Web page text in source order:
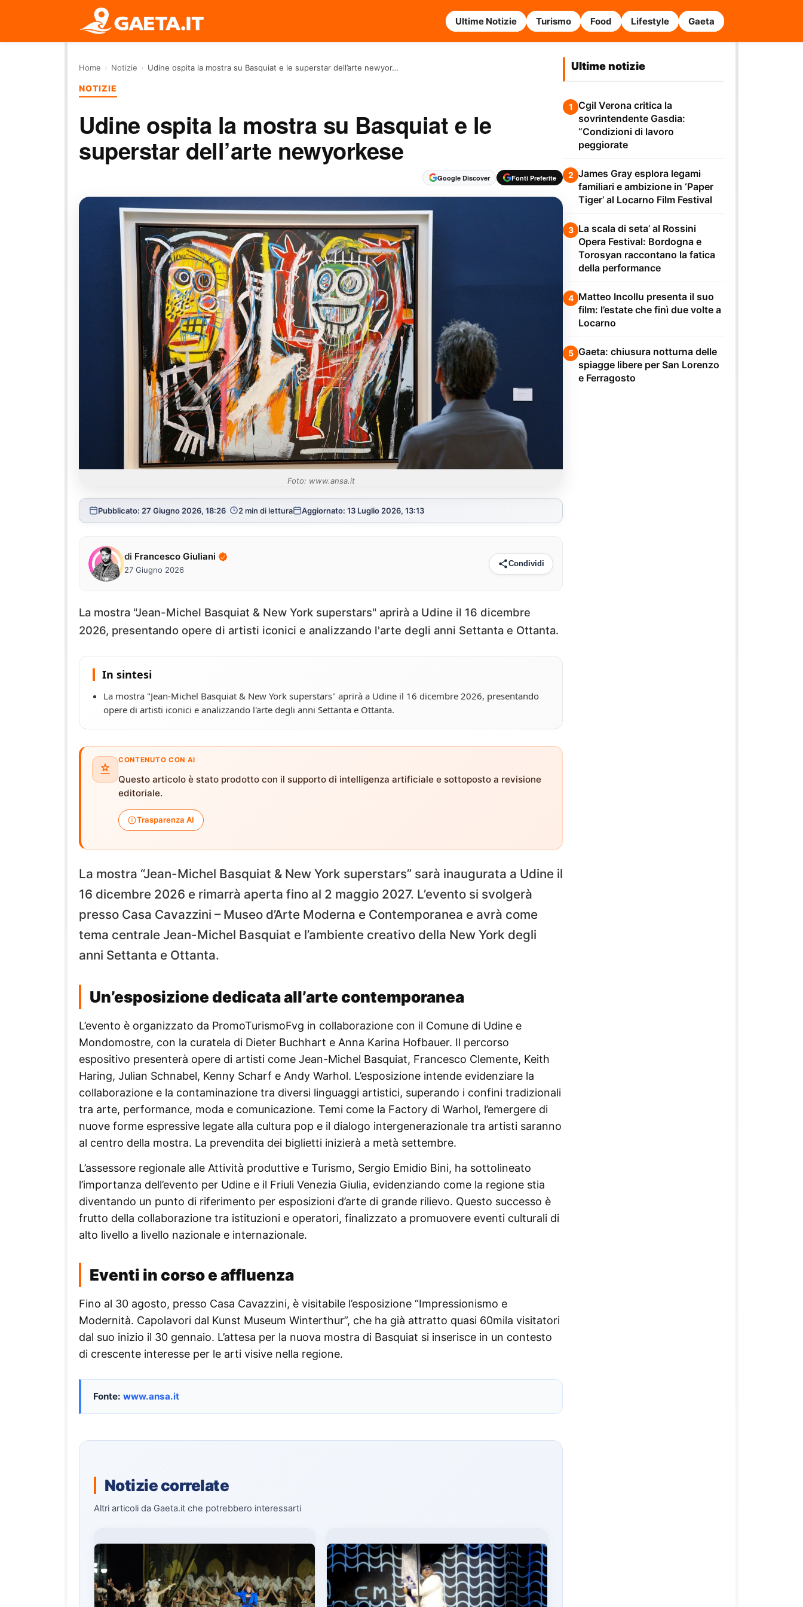
Ultime Notizie Turismo Food Lifestyle Gaeta
Home › Notizie › Udine ospita la mostra su Basquiat e le superstar dell’arte newyor…
NOTIZIE
Udine ospita la mostra su Basquiat e le
superstar dell’arte newyorkese
Google Discover Fonti Preferite
Foto: www.ansa.it
Pubblicato: 27 Giugno 2026, 18:26 2 min di lettura Aggiornato: 13 Luglio 2026, 13:13
di Francesco Giuliani
27 Giugno 2026
Condividi
La mostra "Jean-Michel Basquiat & New York superstars" aprirà a Udine il 16 dicembre
2026, presentando opere di artisti iconici e analizzando l'arte degli anni Settanta e Ottanta.
In sintesi
La mostra "Jean-Michel Basquiat & New York superstars" aprirà a Udine il 16 dicembre 2026, presentando
opere di artisti iconici e analizzando l'arte degli anni Settanta e Ottanta.
CONTENUTO CON AI
Questo articolo è stato prodotto con il supporto di intelligenza artificiale e sottoposto a revisione
editoriale.
Trasparenza AI
La mostra “Jean-Michel Basquiat & New York superstars” sarà inaugurata a Udine il
16 dicembre 2026 e rimarrà aperta fino al 2 maggio 2027. L’evento si svolgerà
presso Casa Cavazzini – Museo d’Arte Moderna e Contemporanea e avrà come
tema centrale Jean-Michel Basquiat e l’ambiente creativo della New York degli
anni Settanta e Ottanta.
Un’esposizione dedicata all’arte contemporanea
L’evento è organizzato da PromoTurismoFvg in collaborazione con il Comune di Udine e
Mondomostre, con la curatela di Dieter Buchhart e Anna Karina Hofbauer. Il percorso
espositivo presenterà opere di artisti come Jean-Michel Basquiat, Francesco Clemente, Keith
Haring, Julian Schnabel, Kenny Scharf e Andy Warhol. L’esposizione intende evidenziare la
collaborazione e la contaminazione tra diversi linguaggi artistici, superando i confini tradizionali
tra arte, performance, moda e comunicazione. Temi come la Factory di Warhol, l’emergere di
nuove forme espressive legate alla cultura pop e il dialogo intergenerazionale tra artisti saranno
al centro della mostra. La prevendita dei biglietti inizierà a metà settembre.
L’assessore regionale alle Attività produttive e Turismo, Sergio Emidio Bini, ha sottolineato
l’importanza dell’evento per Udine e il Friuli Venezia Giulia, evidenziando come la regione stia
diventando un punto di riferimento per esposizioni d’arte di grande rilievo. Questo successo è
frutto della collaborazione tra istituzioni e operatori, finalizzato a promuovere eventi culturali di
alto livello a livello nazionale e internazionale.
Eventi in corso e affluenza
Fino al 30 agosto, presso Casa Cavazzini, è visitabile l’esposizione “Impressionismo e
Modernità. Capolavori dal Kunst Museum Winterthur”, che ha già attratto quasi 60mila visitatori
dal suo inizio il 30 gennaio. L’attesa per la nuova mostra di Basquiat si inserisce in un contesto
di crescente interesse per le arti visive nella regione.
Fonte: www.ansa.it
Notizie correlate
Altri articoli da Gaeta.it che potrebbero interessarti
Ultime notizie
1 Cgil Verona critica la
sovrintendente Gasdia:
“Condizioni di lavoro
peggiorate
2 James Gray esplora legami
familiari e ambizione in ‘Paper
Tiger’ al Locarno Film Festival
3 La scala di seta’ al Rossini
Opera Festival: Bordogna e
Torosyan raccontano la fatica
della performance
4 Matteo Incollu presenta il suo
film: l’estate che finì due volte a
Locarno
5 Gaeta: chiusura notturna delle
spiagge libere per San Lorenzo
e Ferragosto